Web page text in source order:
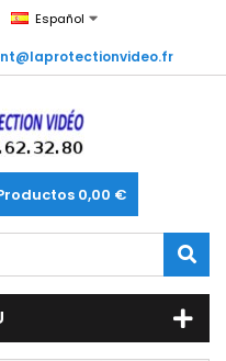
Español
0,00 €